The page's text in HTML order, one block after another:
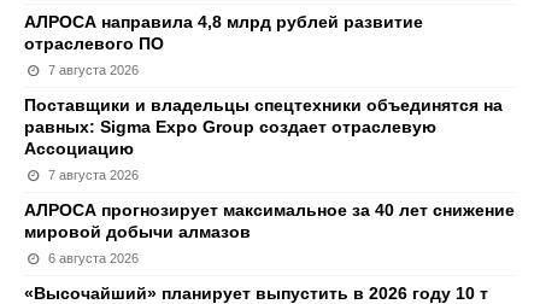
АЛРОСА направила 4,8 млрд рублей развитие
отраслевого ПО
7 августа 2026
Поставщики и владельцы спецтехники объединятся на
равных: Sigma Expo Group создает отраслевую
Ассоциацию
7 августа 2026
АЛРОСА прогнозирует максимальное за 40 лет снижение
мировой добычи алмазов
6 августа 2026
«Высочайший» планирует выпустить в 2026 году 10 т